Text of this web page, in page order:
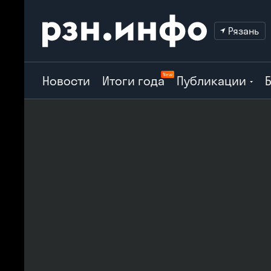
Рязань
Новости Итоги годаNew Публикации